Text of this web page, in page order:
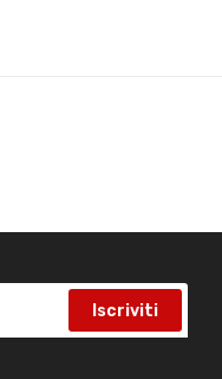
Iscriviti